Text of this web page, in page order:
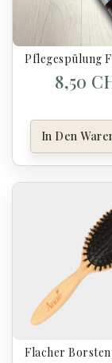
Pflegespülung
8,50
In Den
Flacher